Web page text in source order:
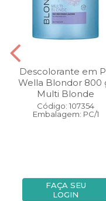
Descolorante em
Wella Blondor 800
Multi Blonde
Código: 107354
Embalagem: PC/1
FAÇA SEU
LOGIN